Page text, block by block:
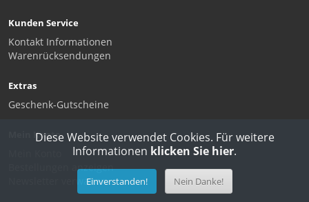
Kunden Service
Kontakt Informationen
Warenrücksendungen
Extras
Geschenk-Gutscheine
Mein Konto
Bestellungen anzeigen
Newsletter verwalten
Diese Website verwendet Cookies. Für weitere
Informationen klicken Sie hier.
Einverstanden! Nein Danke!